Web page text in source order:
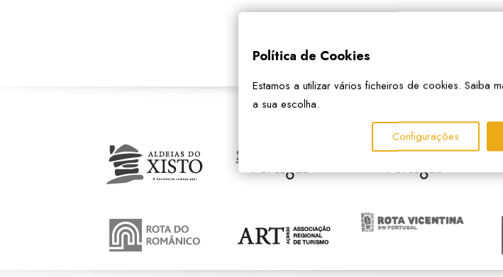
Política de Cookies
Estamos a utilizar vários ficheiros de cookies. Saiba
a sua escolha.
Configurações